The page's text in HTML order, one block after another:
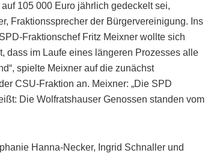
105 000 Euro jährlich gedeckelt sei,
Fraktionssprecher der Bürgervereinigung. Ins
Fraktionschef Fritz Meixner wollte sich
dass im Laufe eines längeren Prozesses alle
spielte Meixner auf die zunächst
CSU-Fraktion an. Meixner: „Die SPD
Die Wolfratshauser Genossen standen vom
Hanna-Necker, Ingrid Schnaller und